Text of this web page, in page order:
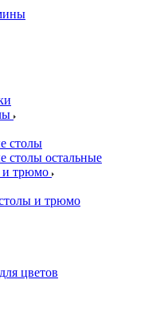
столы
столы остальные
и трюмо
и трюмо
цветов